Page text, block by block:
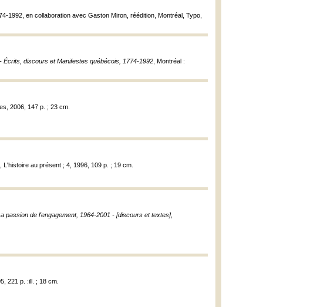
1992, en collaboration avec Gaston Miron, réédition, Montréal, Typo,
discours et Manifestes québécois, 1774-1992 , Montréal :
2006, 147 p. ; 23 cm.
L'histoire au présent ; 4, 1996, 109 p. ; 19 cm.
passion de l'engagement, 1964-2001 - [discours et textes],
221 p. :ill. ; 18 cm.